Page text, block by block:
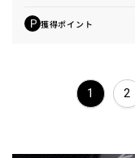
P 獲得ポイント
1 2